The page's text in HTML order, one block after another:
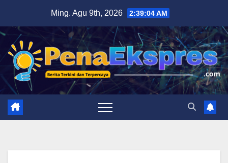
content
Ming. Agu 9th, 2026 2:39:05 AM